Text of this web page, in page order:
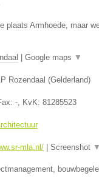
plaats Armhoede, maar
Google maps ▼
Rozendaal (Gelderland)
-, KvK: 81285523
mla.nl/ Screenshot ▼